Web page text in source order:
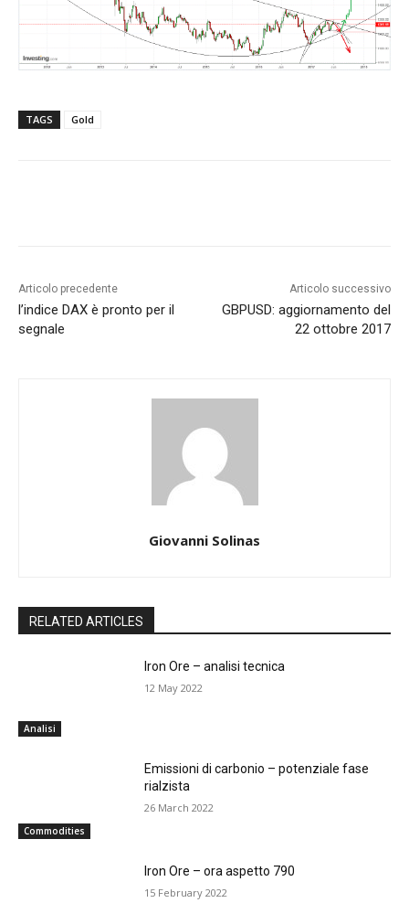
TAGS Gold
Articolo precedente
l’indice DAX è pronto per il
segnale
Articolo successivo
GBPUSD: aggiornamento del
22 ottobre 2017
Giovanni Solinas
RELATED ARTICLES
Analisi
Iron Ore – analisi tecnica
12 May 2022
Commodities
Emissioni di carbonio – potenziale fase
rialzista
26 March 2022
Iron Ore – ora aspetto 790
15 February 2022